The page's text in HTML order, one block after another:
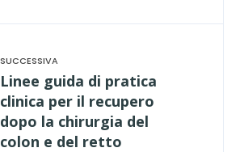
Linee guida di pratica
clinica per il recupero
dopo la chirurgia del
colon e del retto